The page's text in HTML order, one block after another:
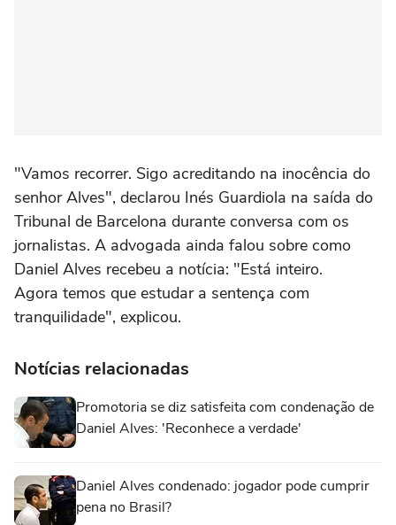
"Vamos recorrer. Sigo acreditando na inocência do
senhor Alves", declarou Inés Guardiola na saída do
Tribunal de Barcelona durante conversa com os
jornalistas. A advogada ainda falou sobre como
Daniel Alves recebeu a notícia: "Está inteiro.
Agora temos que estudar a sentença com
tranquilidade", explicou.
Notícias relacionadas
Promotoria se diz satisfeita com condenação de
Daniel Alves: 'Reconhece a verdade'
Daniel Alves condenado: jogador pode cumprir
pena no Brasil?